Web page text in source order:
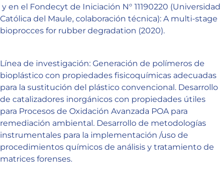
y en el Fondecyt de Iniciación N° 11190220 (Universidad
Católica del Maule, colaboración técnica): A multi-stage
bioprocces for rubber degradation (2020).
Línea de investigación: Generación de polímeros de
bioplástico con propiedades fisicoquímicas adecuadas
para la sustitución del plástico convencional. Desarrollo
de catalizadores inorgánicos con propiedades útiles
para Procesos de Oxidación Avanzada POA para
remediación ambiental. Desarrollo de metodologías
instrumentales para la implementación /uso de
procedimientos químicos de análisis y tratamiento de
matrices forenses.